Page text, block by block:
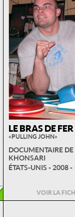
LE BRAS DE
« PULLING JOHN »
DOCUMENTAIRE
KHONSARI
ÉTATS-UNIS - 2008
VOIR LA